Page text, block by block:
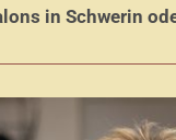
in Schwerin